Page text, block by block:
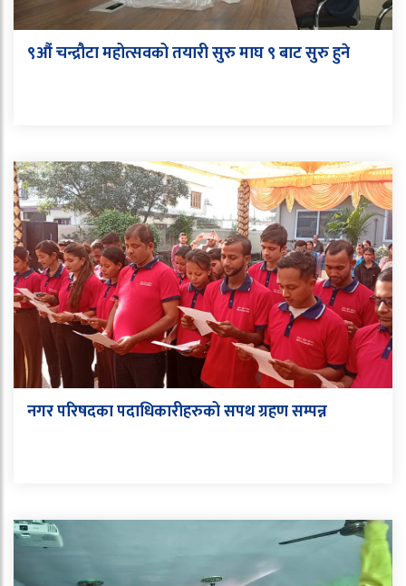
९औं चन्द्रौटा महोत्सवको तयारी सुरु माघ ९ बाट सुरु हुने
नगर परिषदका पदाधिकारीहरुको सपथ ग्रहण सम्पन्न